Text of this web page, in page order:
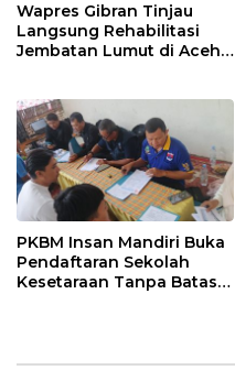
Wapres Gibran Tinjau
Langsung Rehabilitasi
Jembatan Lumut di Aceh
PKBM Insan Mandiri Buka
Pendaftaran Sekolah
Kesetaraan Tanpa Batas